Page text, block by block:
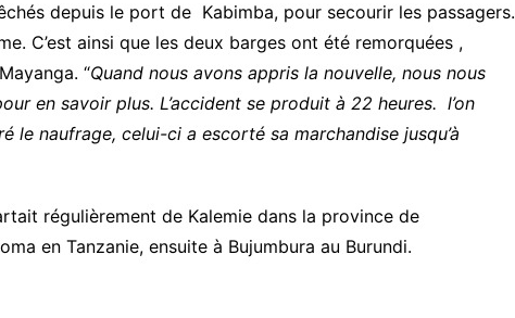
depuis le port de Kabimba, pour secourir les passagers.
C’est ainsi que les deux barges ont été remorquées ,
“Quand nous avons appris la nouvelle, nous nous
en savoir plus. L’accident se produit à 22 heures. l’on
le naufrage, celui-ci a escorté sa marchandise jusqu’à
régulièrement de Kalemie dans la province de
en Tanzanie, ensuite à Bujumbura au Burundi.